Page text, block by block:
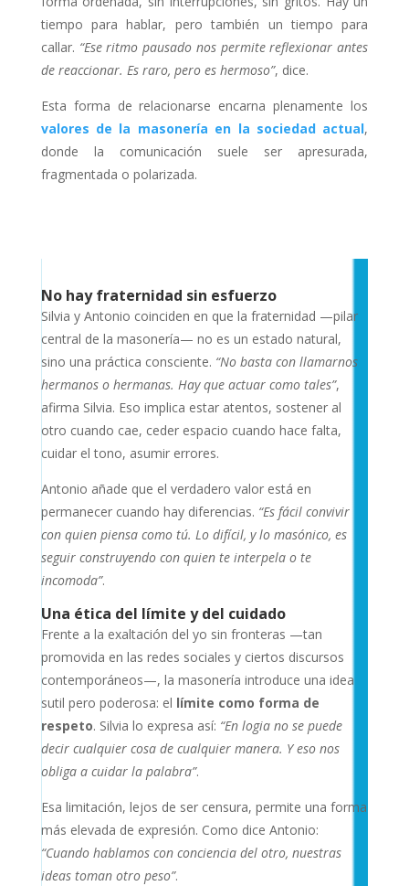
tiempo para hablar, pero también un tiempo para
callar. “Ese ritmo pausado nos permite reflexionar antes
de reaccionar. Es raro, pero es hermoso”, dice.
Esta forma de relacionarse encarna plenamente los
valores de la masonería en la sociedad actual,
donde la comunicación suele ser apresurada,
fragmentada o polarizada.
No hay fraternidad sin esfuerzo
Silvia y Antonio coinciden en que la fraternidad —pilar
central de la masonería— no es un estado natural,
sino una práctica consciente. “No basta con llamarnos
hermanos o hermanas. Hay que actuar como tales”,
afirma Silvia. Eso implica estar atentos, sostener al
otro cuando cae, ceder espacio cuando hace falta,
cuidar el tono, asumir errores.
Antonio añade que el verdadero valor está en
permanecer cuando hay diferencias. “Es fácil convivir
con quien piensa como tú. Lo difícil, y lo masónico, es
seguir construyendo con quien te interpela o te
incomoda”.
Una ética del límite y del cuidado
Frente a la exaltación del yo sin fronteras —tan
promovida en las redes sociales y ciertos discursos
contemporáneos—, la masonería introduce una idea
sutil pero poderosa: el límite como forma de
respeto. Silvia lo expresa así: “En logia no se puede
decir cualquier cosa de cualquier manera. Y eso nos
obliga a cuidar la palabra”.
Esa limitación, lejos de ser censura, permite una forma
más elevada de expresión. Como dice Antonio:
“Cuando hablamos con conciencia del otro, nuestras
ideas toman otro peso”.